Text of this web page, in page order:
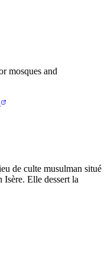
mosques and
de culte musulman situé
Isère. Elle dessert la